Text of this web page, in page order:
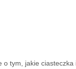
tym, jakie